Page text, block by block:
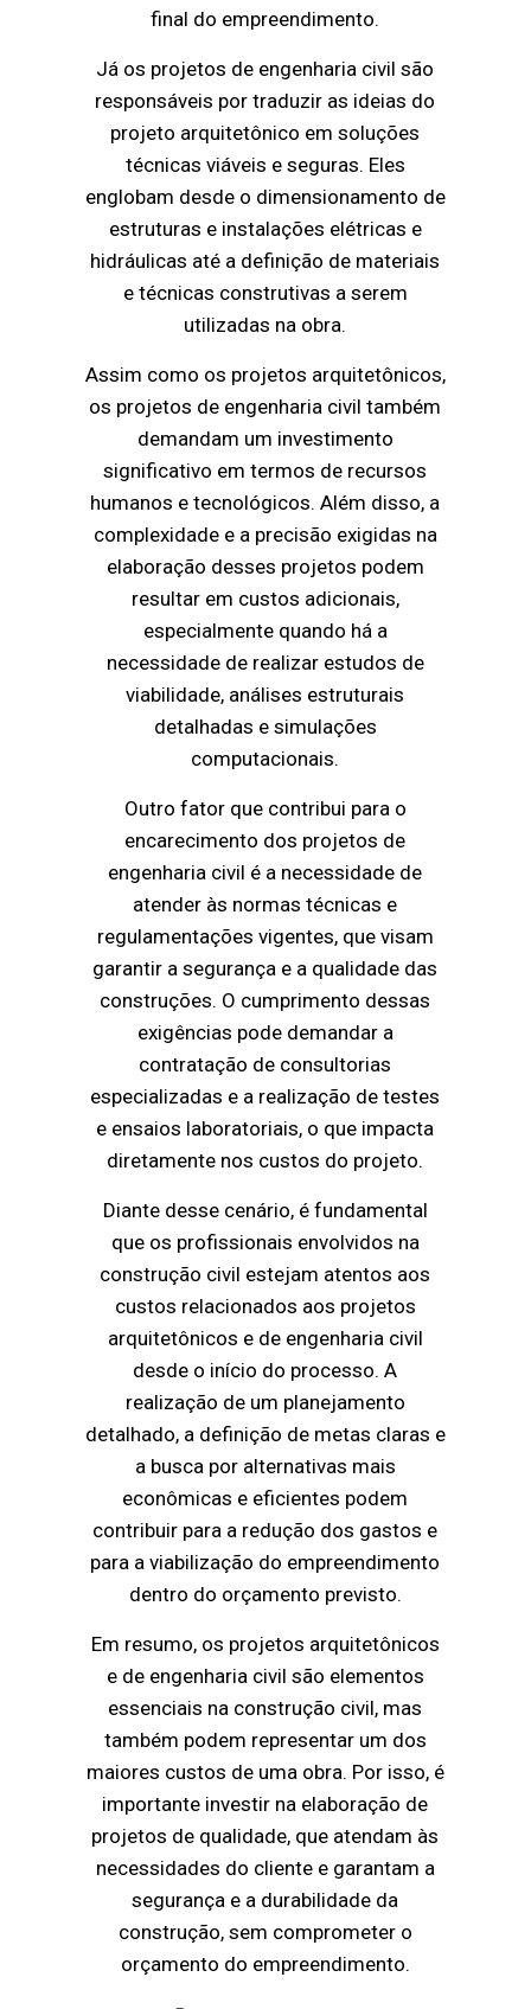
final do empreendimento.
Já os projetos de engenharia civil são
responsáveis por traduzir as ideias do
projeto arquitetônico em soluções
técnicas viáveis e seguras. Eles
englobam desde o dimensionamento de
estruturas e instalações elétricas e
hidráulicas até a definição de materiais
e técnicas construtivas a serem
utilizadas na obra.
Assim como os projetos arquitetônicos,
os projetos de engenharia civil também
demandam um investimento
significativo em termos de recursos
humanos e tecnológicos. Além disso, a
complexidade e a precisão exigidas na
elaboração desses projetos podem
resultar em custos adicionais,
especialmente quando há a
necessidade de realizar estudos de
viabilidade, análises estruturais
detalhadas e simulações
computacionais.
Outro fator que contribui para o
encarecimento dos projetos de
engenharia civil é a necessidade de
atender às normas técnicas e
regulamentações vigentes, que visam
garantir a segurança e a qualidade das
construções. O cumprimento dessas
exigências pode demandar a
contratação de consultorias
especializadas e a realização de testes
e ensaios laboratoriais, o que impacta
diretamente nos custos do projeto.
Diante desse cenário, é fundamental
que os profissionais envolvidos na
construção civil estejam atentos aos
custos relacionados aos projetos
arquitetônicos e de engenharia civil
desde o início do processo. A
realização de um planejamento
detalhado, a definição de metas claras e
a busca por alternativas mais
econômicas e eficientes podem
contribuir para a redução dos gastos e
para a viabilização do empreendimento
dentro do orçamento previsto.
Em resumo, os projetos arquitetônicos
e de engenharia civil são elementos
essenciais na construção civil, mas
também podem representar um dos
maiores custos de uma obra. Por isso, é
importante investir na elaboração de
projetos de qualidade, que atendam às
necessidades do cliente e garantam a
segurança e a durabilidade da
construção, sem comprometer o
orçamento do empreendimento.